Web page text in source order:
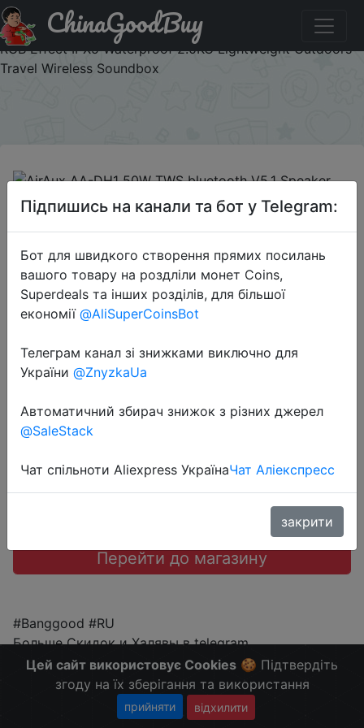
Паридбати з промокодом BGf2ee95 AirAux AA-DH1 50W
TWS bluetooth V5.1 Speaker 360° Bass 4500mAh Battery
RGB Effect IPX5 Waterproof 2.0KG Lightweight Outdoors
Travel Wireless Soundbox
ChinaGoodBuy
2022-11-14
AirAux AA-DH1 50W TWS bluetooth
V5.1 Speaker 360° Bass 4500mAh
Battery RGB Effect IPX5 Waterproof
2.0KG Lightweight Outdoors Travel
Wireless Soundbox
$69.99
Промокод:"BGf2ee95"
Перейти до магазину
#Banggood #RU
Больше Скидок и Халявы в telegram
t.me/%2B8jHVizJO6XY3M2Qy
Цей сайт використовує Cookies 🍪 Підтвердіть
згоду на їх зберігання та використання
прийняти відхилити
Підпишись на канали та бот у Telegram:
Бот для швидкого створення прямих посилань
вашого товару на роздліли монет Coins,
Superdeals та інших розділів, для більшої
економії @AliSuperCoinsBot
Телеграм канал зі знижками виключно для
України @ZnyzkaUa
Автоматичний збирач знижок з різних джерел
@SaleStack
Чат спільноти Aliexpress УкраїнаЧат Аліекспресс
закрити